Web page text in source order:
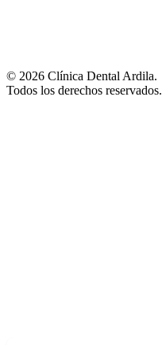
© 2026 Clínica Dental Ardila.
Todos los derechos reservados.